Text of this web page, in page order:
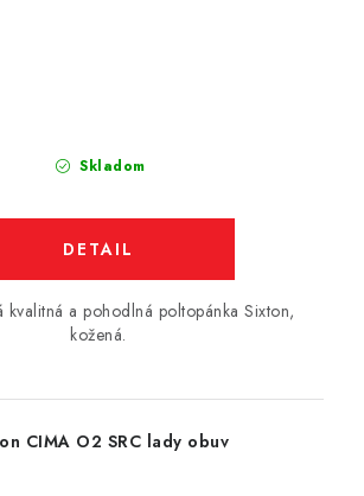
Skladom
DETAIL
kvalitná a pohodlná poltopánka Sixton,
kožená.
CIMA O2 SRC lady obuv